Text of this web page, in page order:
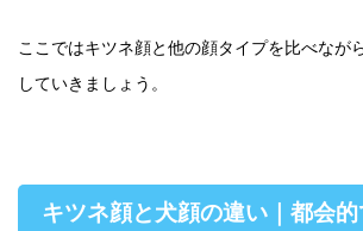
ここではキツネ顔と他の顔タイプを比べなが
していきましょう。
キツネ顔と犬顔の違い｜都会的